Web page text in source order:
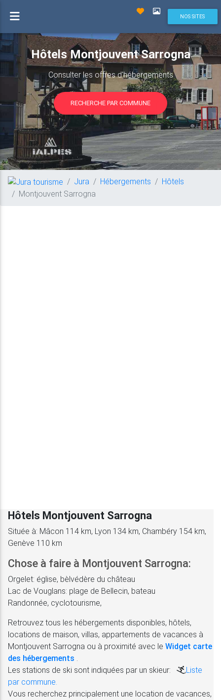
NOS SITES
Hôtels Montjouvent Sarrogna
Consulter les offres d'hébergements
RECHERCHE PAR COMMUNE
Jura Hébergements
Hôtels
Montjouvent Sarrogna
Hôtels Montjouvent Sarrogna
Située à: Mâcon 114 km, Lyon 134 km, Chambéry 154 km,
Genève 110 km
Chose à faire à Montjouvent Sarrogna:
Orgelet: église, bèlvédère du château
Lac de Vouglans: plage de Bellecin, bateau
Randonnée, cyclotourisme,
Retrouvez tous les hébergements disponibles, hôtels,
locations de maison, villas, appartements de vacances à
Montjouvent Sarrogna ou à proximité avec le Widget carte
des hébergements
Les stations de ski sont indiquées par un skieur:
,Liste
par commune.
Vous recherchez principalement une location de vacances,